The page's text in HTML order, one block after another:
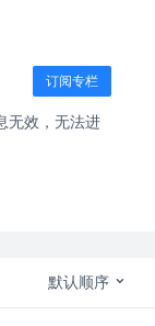
订阅专栏
无效，无法进
默认顺序